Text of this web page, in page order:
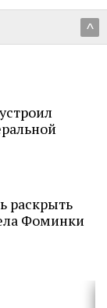
^
раскрыть
Фоминки